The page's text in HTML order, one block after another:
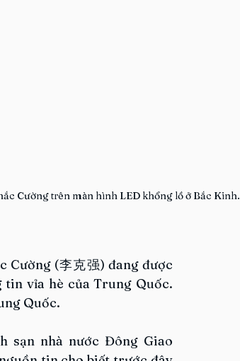
Cường trên màn hình LED khổng lồ ở Bắc Kinh.
Cường (李克强) đang được
vỉa hè của Trung Quốc.
Quốc.
sạn nhà nước Đông Giao